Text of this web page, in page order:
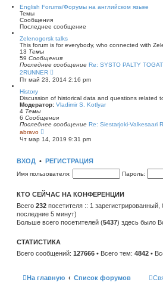
н
е
у
с
о
б
щ
е
н
и
ю
й
и
к
п
о
с
е
д
н
е
с
о
б
щ
н
English Forums/Форумы на английском языке
Темы
Сообщения
Последнее сообщение
Zelenogorsk talks
This forum is for everybody, who connected with
13 Темы
59 Сообщения
Последнее сообщение Re: SYSTO PALTY
2RUNNER
е
р
й
т
к
п
с
л
н
м
о
б
щ
е
ю
Пт май 23, 2014 2:16 pm
History
Discussion of historical data and questions related
Модератор: Vladimir S. Kotlyar
4 Темы
6 Сообщения
Последнее сообщение Re: Siestarjoki-Valkesaari
abravo
е
р
т
к
о
с
л
е
д
н
у
о
е
Чт мар 14, 2019 9:31 pm
ВХОД • РЕГИСТРАЦИЯ
Имя пользователя: Пароль:
КТО СЕЙЧАС НА КОНФЕРЕНЦИИ
Всего 232 посетителя :: 1
последние 5 минут)
Больше всего посетителей (5437) здесь было
СТАТИСТИКА
Всего сообщений: 127666 • Всего тем: 4842 •
На главную Список форумов